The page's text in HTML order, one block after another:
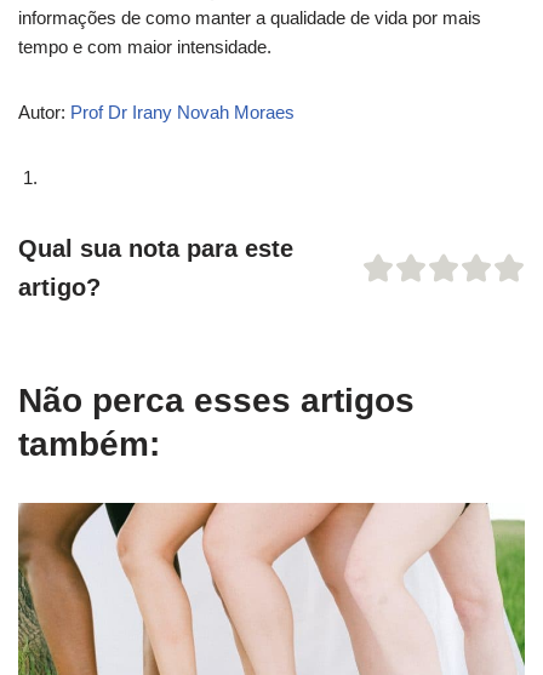
informações de como manter a qualidade de vida por mais
tempo e com maior intensidade.
Autor: Prof Dr Irany Novah Moraes
Qual sua nota para este
artigo?
Não perca esses artigos
também: